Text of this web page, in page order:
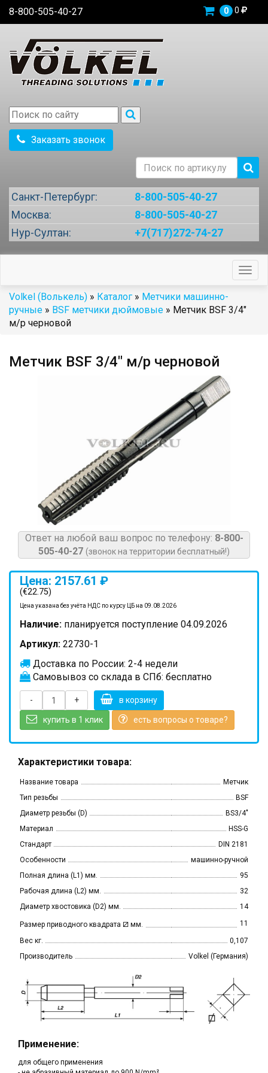
8-800-505-40-27 0 0
Заказать звонок
Санкт-Петербург:
8-800-505-40-27
Москва:
8-800-505-40-27
Нур-Султан:
+7(717)272-74-27
Volkel (Волькель) » Каталог » Метчики машинно-
ручные » BSF метчики дюймовые » Метчик BSF 3/4"
м/р черновой
Метчик BSF 3/4" м/р черновой
Ответ на любой ваш вопрос по телефону: 8-800-
505-40-27 (звонок на территории бесплатный!)
Цена: 2157.61 ₽
(€22.75)
Цена указана без учёта НДС по курсу ЦБ на 09.08.2026
Наличие: планируется поступление 04.09.2026
Артикул: 22730-1
Доставка по России: 2-4 недели
Самовывоз со склада в СПб: бесплатно
- + в корзину
купить в 1 клик есть вопросы о товаре?
Характеристики товара:
Название товара
Метчик
Тип резьбы
BSF
Диаметр резьбы (D)
BS3/4"
Материал
HSS-G
Стандарт
DIN 2181
Особенности
машинно-ручной
Полная длина (L1) мм.
95
Рабочая длина (L2) мм.
32
Диаметр хвостовика (D2) мм.
14
Размер приводного квадрата ⧄ мм. 11
Вес кг.
0,107
Производитель
Volkel (Германия)
Применение:
для общего применения